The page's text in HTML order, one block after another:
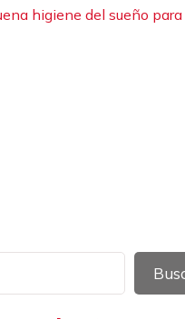
higiene del sueño para